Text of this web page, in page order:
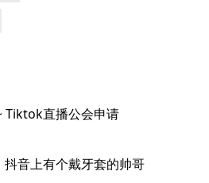
Tiktok直播公会申请
音上有个戴牙套的帅哥